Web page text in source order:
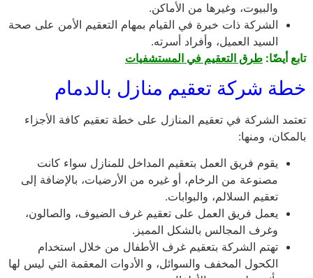
والبيوت، وغيرها من الأماكن.
الشركة ذات خبرة في القيام بمهام التعقيم الأمن على صحة
السيد العميل، وأفراد أسرته.
تابع أيضًا: طرق التعقيم في المستشفيات
خطة شركة تعقيم منازل بالدمام
تعتمد الشركة في تعقيم المنازل على خطة تعقيم كافة الأجزاء
بالمكان، ومنها:
يقوم فريق العمل بتعقيم المداخل للمنازل سواء كانت
مصنوعة من الرخام، أو غيره من الأرضيات، بالإضافة إلى
تعقيم السلالم، والبوابات.
يعمل فريق العمل على تعقيم غرف الضيوف، والصالون،
وغرف المجالس بالشكل المميز.
تهتم الشركة بتعقيم غرف الأطفال من خلال استخدام
الكحول المخفف والسوائل، و الأدوات المعقمة التي ليس لها